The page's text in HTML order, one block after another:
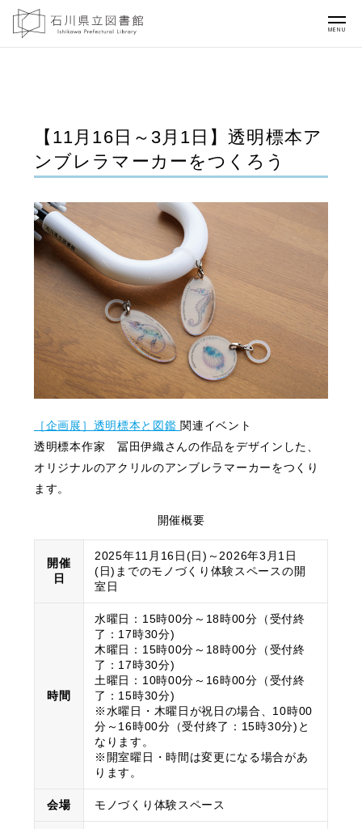
MENU
【11月16日～3月1日】透明標本ア
ンブレラマーカーをつくろう
［企画展］透明標本と図鑑 関連イベント
透明標本作家 冨田伊織さんの作品をデザインした、
オリジナルのアクリルのアンブレラマーカーをつくり
ます。
開催概要
開催
日
2025年11月16日(日)～2026年3月1日
(日)までのモノづくり体験スペースの開
室日
時間
水曜日：15時00分～18時00分（受付終
了：17時30分)
木曜日：15時00分～18時00分（受付終
了：17時30分)
土曜日：10時00分～16時00分（受付終
了：15時30分)
※水曜日・木曜日が祝日の場合、10時00
分～16時00分（受付終了：15時30分)と
なります。
※開室曜日・時間は変更になる場合があ
ります。
会場 モノづくり体験スペース